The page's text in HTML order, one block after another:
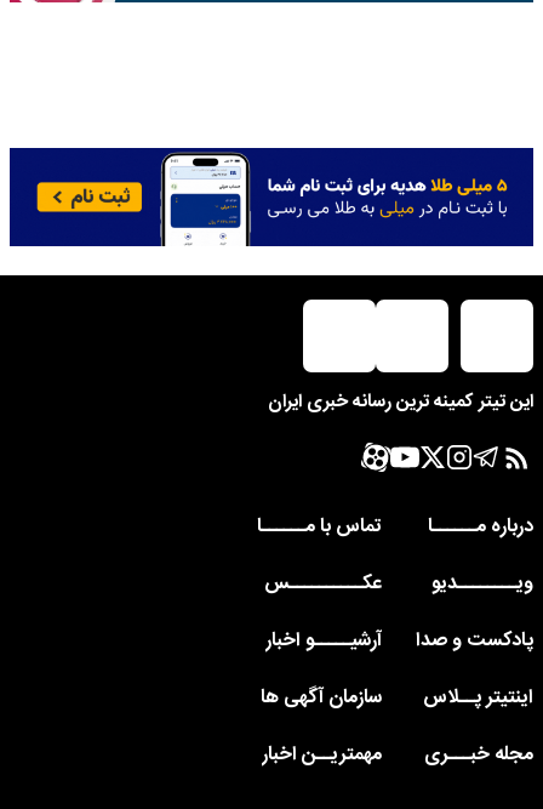
این تیتر کمینه ترین رسانه خبری ایران
درباره مــــــا
تماس با مــــــا
ویــــــــدیو
عکــــــــــس
پادکست و صدا
آرشیـــــو اخبار
اینتیتر پــلاس
سازمان آگهی ها
مجله خبـــری
مهمتریــن اخبار